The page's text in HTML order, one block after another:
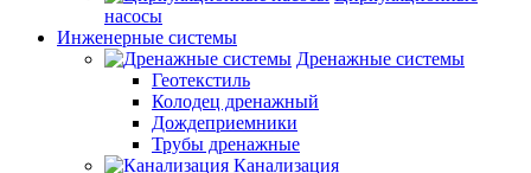
насосы
Инженерные системы
Дренажные системы
Геотекстиль
Колодец дренажный
Дождеприемники
Трубы дренажные
Канализация